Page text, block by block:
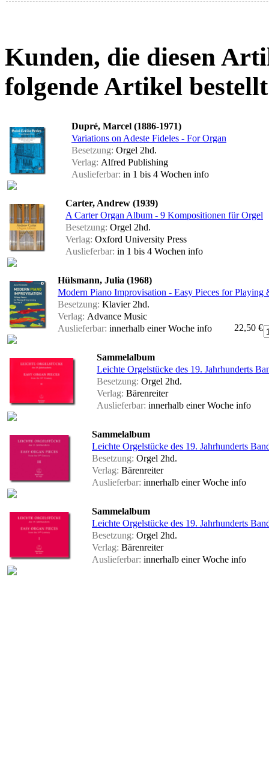
Kunden, die diesen
folgende Artikel
Dupré, Marcel (1886-1971)
Variations on Adeste Fideles - For Organ
Besetzung: Orgel 2hd.
Verlag: Alfred Publishing
Auslieferbar: in 1 bis 4 Wochen info
Carter, Andrew (1939)
A Carter Organ Album - 9 Kompositionen für Orgel
Besetzung: Orgel 2hd.
Verlag: Oxford University Press
Auslieferbar: in 1 bis 4 Wochen info
Hülsmann, Julia (1968)
Modern Piano Improvisation - Easy Pieces for Playing
Besetzung: Klavier 2hd.
Verlag: Advance Music
Auslieferbar: innerhalb einer Woche info 22,50 €
Sammelalbum
Leichte Orgelstücke des 19. Jahrhunderts
Besetzung: Orgel 2hd.
Verlag: Bärenreiter
Auslieferbar: innerhalb einer Woche info
Sammelalbum
Leichte Orgelstücke des 19. Jahrhunderts
Besetzung: Orgel 2hd.
Verlag: Bärenreiter
Auslieferbar: innerhalb einer Woche info
Sammelalbum
Leichte Orgelstücke des 19. Jahrhunderts
Besetzung: Orgel 2hd.
Verlag: Bärenreiter
Auslieferbar: innerhalb einer Woche info